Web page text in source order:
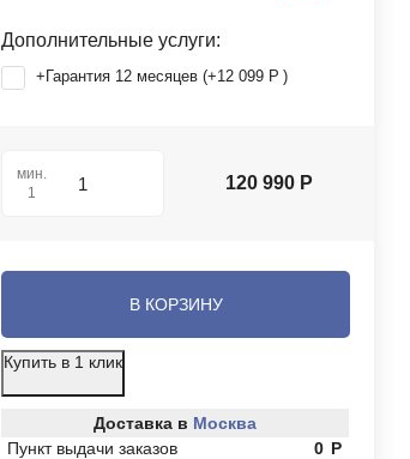
Дополнительные услуги:
+Гарантия 12 месяцев (+12 099 Р )
мин.
1
120 990 Р
В КОРЗИНУ
Купить в 1 клик
Доставка в Москва
Пункт выдачи заказов
0 Р